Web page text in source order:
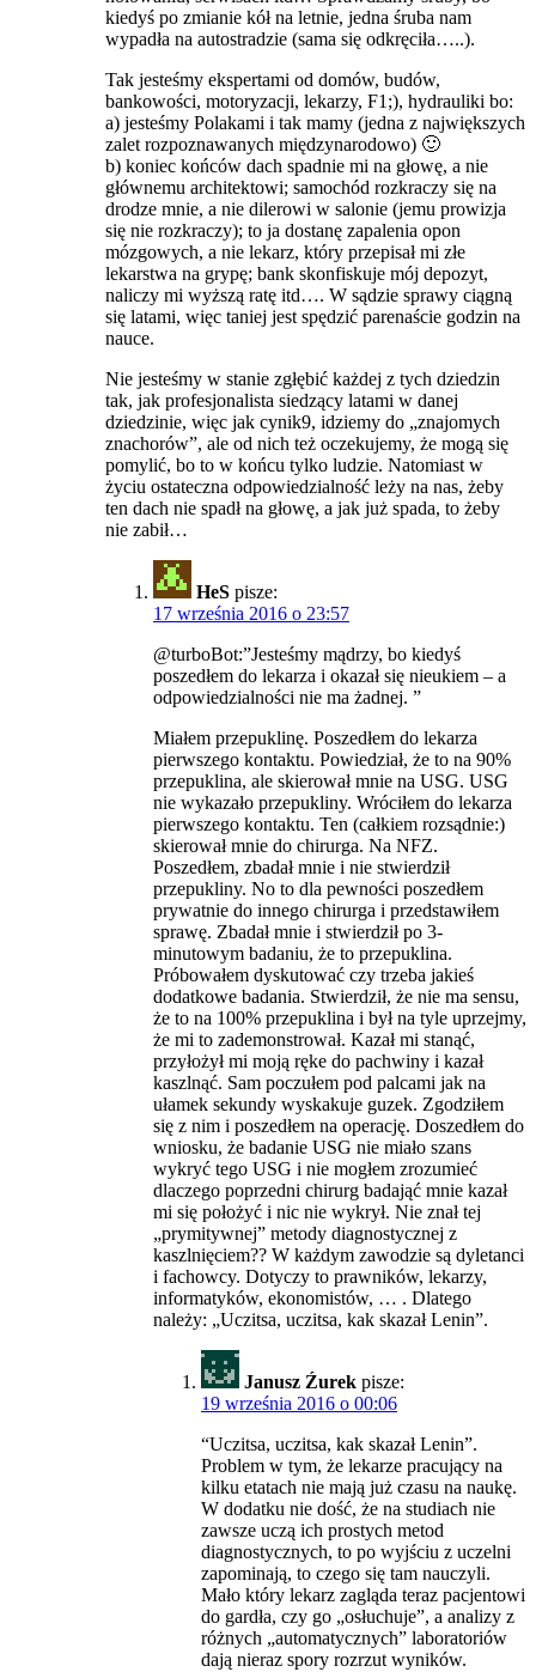
kiedyś po zmianie kół na letnie, jedna śruba nam
wypadła na autostradzie (sama się odkręciła…..).
Tak jesteśmy ekspertami od domów, budów,
bankowości, motoryzacji, lekarzy, F1;), hydrauliki bo:
a) jesteśmy Polakami i tak mamy (jedna z największych
zalet rozpoznawanych międzynarodowo) 🙂
b) koniec końców dach spadnie mi na głowę, a nie
głównemu architektowi; samochód rozkraczy się na
drodze mnie, a nie dilerowi w salonie (jemu prowizja
się nie rozkraczy); to ja dostanę zapalenia opon
mózgowych, a nie lekarz, który przepisał mi złe
lekarstwa na grypę; bank skonfiskuje mój depozyt,
naliczy mi wyższą ratę itd…. W sądzie sprawy ciągną
się latami, więc taniej jest spędzić parenaście godzin na
nauce.
Nie jesteśmy w stanie zgłębić każdej z tych dziedzin
tak, jak profesjonalista siedzący latami w danej
dziedzinie, więc jak cynik9, idziemy do „znajomych
znachorów”, ale od nich też oczekujemy, że mogą się
pomylić, bo to w końcu tylko ludzie. Natomiast w
życiu ostateczna odpowiedzialność leży na nas, żeby
ten dach nie spadł na głowę, a jak już spada, to żeby
nie zabił…
HeS pisze:
17 września 2016 o 23:57
@turboBot:”Jesteśmy mądrzy, bo kiedyś
poszedłem do lekarza i okazał się nieukiem – a
odpowiedzialności nie ma żadnej. ”
Miałem przepuklinę. Poszedłem do lekarza
pierwszego kontaktu. Powiedział, że to na 90%
przepuklina, ale skierował mnie na USG. USG
nie wykazało przepukliny. Wróciłem do lekarza
pierwszego kontaktu. Ten (całkiem rozsądnie:)
skierował mnie do chirurga. Na NFZ.
Poszedłem, zbadał mnie i nie stwierdził
przepukliny. No to dla pewności poszedłem
prywatnie do innego chirurga i przedstawiłem
sprawę. Zbadał mnie i stwierdził po 3-
minutowym badaniu, że to przepuklina.
Próbowałem dyskutować czy trzeba jakieś
dodatkowe badania. Stwierdził, że nie ma sensu,
że to na 100% przepuklina i był na tyle uprzejmy,
że mi to zademonstrował. Kazał mi stanąć,
przyłożył mi moją ręke do pachwiny i kazał
kaszlnąć. Sam poczułem pod palcami jak na
ułamek sekundy wyskakuje guzek. Zgodziłem
się z nim i poszedłem na operację. Doszedłem do
wniosku, że badanie USG nie miało szans
wykryć tego USG i nie mogłem zrozumieć
dlaczego poprzedni chirurg badająć mnie kazał
mi się położyć i nic nie wykrył. Nie znał tej
„prymitywnej” metody diagnostycznej z
kaszlnięciem?? W każdym zawodzie są dyletanci
i fachowcy. Dotyczy to prawników, lekarzy,
informatyków, ekonomistów, … . Dlatego
należy: „Uczitsa, uczitsa, kak skazał Lenin”.
Janusz Źurek pisze:
19 września 2016 o 00:06
“Uczitsa, uczitsa, kak skazał Lenin”.
Problem w tym, że lekarze pracujący na
kilku etatach nie mają już czasu na naukę.
W dodatku nie dość, że na studiach nie
zawsze uczą ich prostych metod
diagnostycznych, to po wyjściu z uczelni
zapominają, to czego się tam nauczyli.
Mało który lekarz zagląda teraz pacjentowi
do gardła, czy go „osłuchuje”, a analizy z
różnych „automatycznych” laboratoriów
dają nieraz spory rozrzut wyników.